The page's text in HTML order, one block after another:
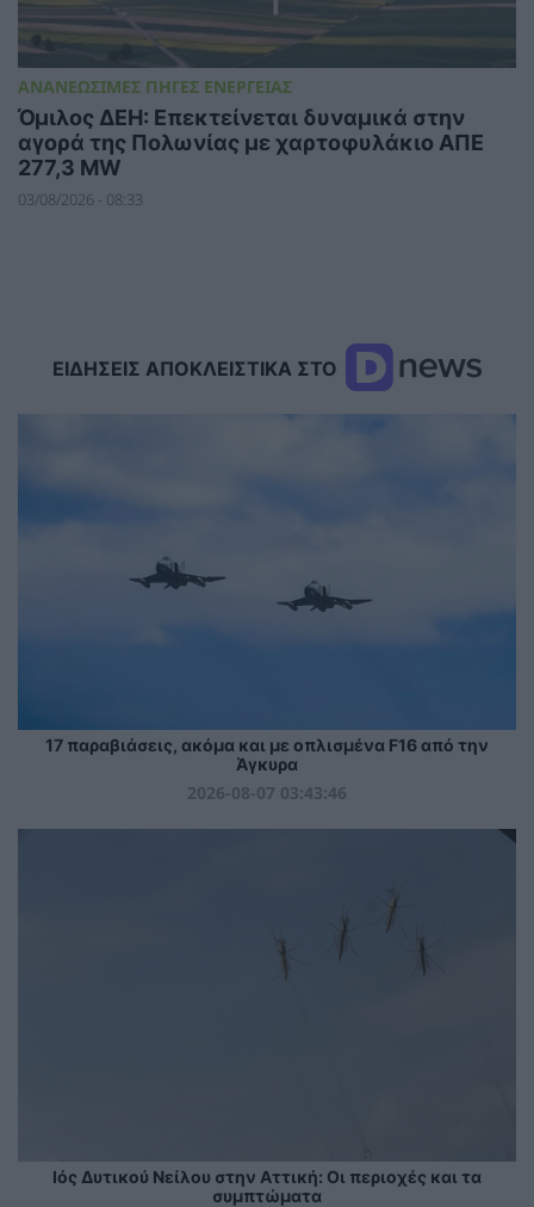
ΑΝΑΝΕΩΣΙΜΕΣ ΠΗΓΕΣ ΕΝΕΡΓΕΙΑΣ
Όμιλος ΔΕΗ: Επεκτείνεται δυναμικά στην
αγορά της Πολωνίας με χαρτοφυλάκιο ΑΠΕ
277,3 MW
03/08/2026 - 08:33
ΕΙΔΗΣΕΙΣ ΑΠΟΚΛΕΙΣΤΙΚΑ ΣΤΟ
17 παραβιάσεις, ακόμα και με οπλισμένα F16 από την
Άγκυρα
2026-08-07 03:43:46
Ιός Δυτικού Νείλου στην Αττική: Οι περιοχές και τα
συμπτώματα